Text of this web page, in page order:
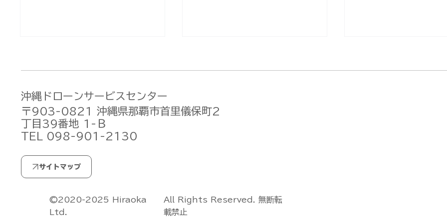
無人航空機操縦士試験の合格
発表【ドローン国家ライセン
ス(資格)】(2026/7/29)
©2020-2025 Hiraoka
Ltd.
All Rights Reserved. 無断転
載禁止
沖縄ドローンサービスセンター
〒903-0821 沖縄県那覇市首里儀保町2
丁目39番地 1-Ｂ
TEL 098-901-2130